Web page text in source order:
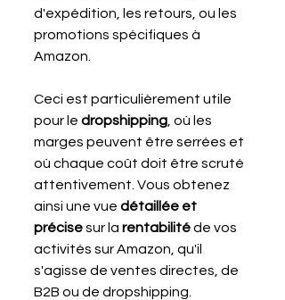
d'expédition, les retours, ou les
promotions spécifiques à
Amazon.
Ceci est particulièrement utile
pour le dropshipping , où les
marges peuvent être serrées et
où chaque coût doit être scruté
attentivement. Vous obtenez
ainsi une vue détaillée et
précise sur la rentabilité de vos
activités sur Amazon, qu'il
s'agisse de ventes directes, de
B2B ou de dropshipping.